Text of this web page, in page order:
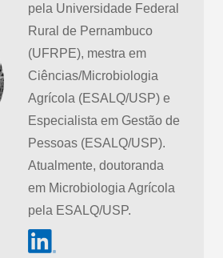
pela Universidade Federal
Rural de Pernambuco
(UFRPE), mestra em
Ciências/Microbiologia
Agrícola (ESALQ/USP) e
Especialista em Gestão de
Pessoas (ESALQ/USP).
Atualmente, doutoranda
em Microbiologia Agrícola
pela ESALQ/USP.